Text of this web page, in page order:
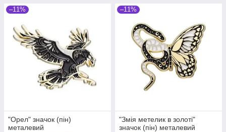
–11%
"Орел" значок (пін)
металевий
–11%
"Змія метелик в золоті"
значок (пін) металевий